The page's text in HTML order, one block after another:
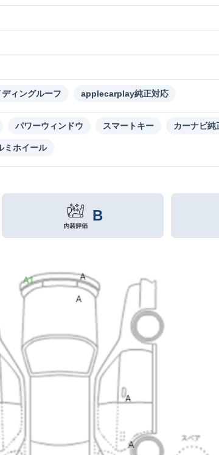
ィングルーフ applecarplay純正対応
パワーウィンドウ スマートキー カーナビ純
ミホイール
B